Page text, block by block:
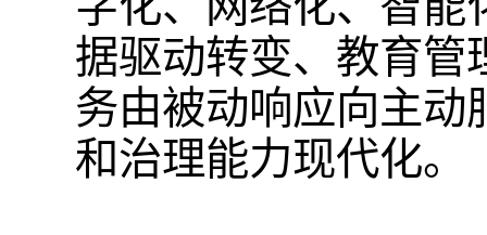
据驱动转变、教育管
务由被动响应向主动
和治理能力现代化。